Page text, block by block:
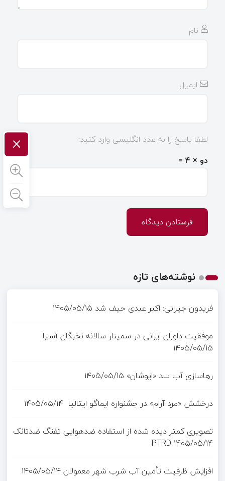
نام
ایمیل
لطفا پاسخ را به عدد انگلیسی وارد کنید:
دو × ۴ =
نوشته‌های تازه
فریدون جیرانی: اکبر عبدی حیف شد ۱۴۰۵/۰۵/۱۵
موفقیت داوران ایرانی در سمینار سالانه نخبگان آسیا
۱۴۰۵/۰۵/۱۵
رهاسازی آب سد «ایوشان» ۱۴۰۵/۰۵/۱۵
درخشش «مرد آرام» در جشنواره ایماگو ایتالیا ۱۴۰۵/۰۵/۱۴
تصویری کمتر دیده شده از استفاده ضدهوایی تفنگ ضدتانک
PTRD ۱۴۰۵/۰۵/۱۴
افزایش ظرفیت تأمین آب شرب شهر معمولان۱۴۰۵/۰۵/۱۴
×